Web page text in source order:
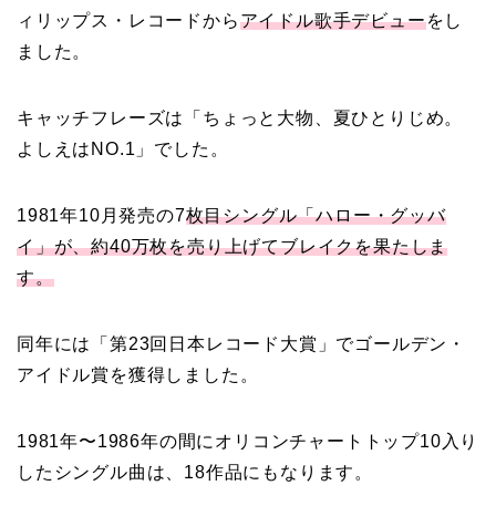
ィリップス・レコードからアイドル歌手デビューをし
ました。
キャッチフレーズは「ちょっと大物、夏ひとりじめ。
よしえはNO.1」でした。
1981年10月発売の7枚目シングル「ハロー・グッバ
イ」が、約40万枚を売り上げてブレイクを果たしま
す。
同年には「第23回日本レコード大賞」でゴールデン・
アイドル賞を獲得しました。
1981年〜1986年の間にオリコンチャートトップ10入り
したシングル曲は、18作品にもなります。